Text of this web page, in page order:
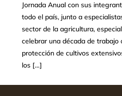
Jornada Anual con sus
todo el país, junto a
sector de la agricultura,
celebrar una década de trabajo
protección de cultivos
los […]